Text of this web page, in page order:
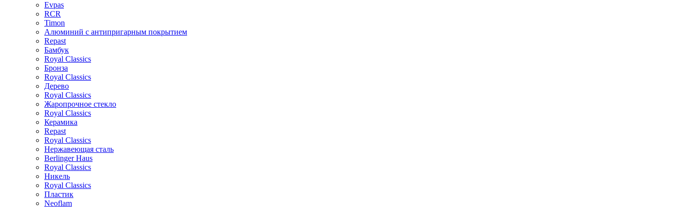
Evpas
RCR
Timon
Алюминий с антипригарным покрытием
Repast
Бамбук
Royal Classics
Бронза
Royal Classics
Дерево
Royal Classics
Жаропрочное стекло
Royal Classics
Керамика
Repast
Royal Classics
Нержавеющая сталь
Berlinger Haus
Royal Classics
Никель
Royal Classics
Пластик
Neoflam